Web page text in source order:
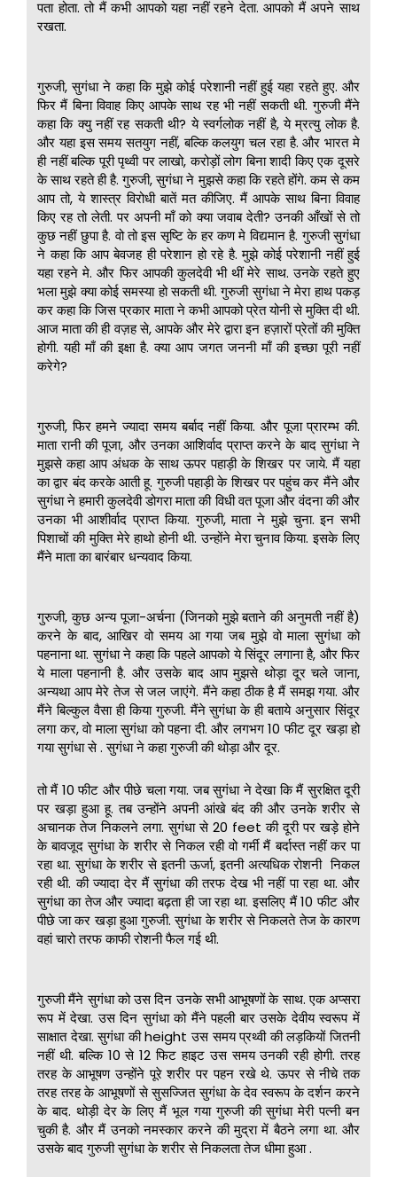
पता होता. तो मैं कभी आपको यहा नहीं रहने देता. आपको मैं अपने साथ
रखता.
गुरुजी, सुगंधा ने कहा कि मुझे कोई परेशानी नहीं हुई यहा रहते हुए. और
फिर मैं बिना विवाह किए आपके साथ रह भी नहीं सकती थी. गुरुजी मैंने
कहा कि क्यु नहीं रह सकती थी? ये स्वर्गलोक नहीं है, ये म्रत्यु लोक है.
और यहा इस समय सतयुग नहीं, बल्कि कलयुग चल रहा है. और भारत मे
ही नहीं बल्कि पूरी पृथ्वी पर लाखो, करोड़ों लोग बिना शादी किए एक दूसरे
के साथ रहते ही है. गुरुजी, सुगंधा ने मुझसे कहा कि रहते होंगे. कम से कम
आप तो, ये शास्त्र विरोधी बातें मत कीजिए. मैं आपके साथ बिना विवाह
किए रह तो लेती. पर अपनी माँ को क्या जवाब देती? उनकी आँखों से तो
कुछ नहीं छुपा है. वो तो इस सृष्टि के हर कण मे विद्यमान है. गुरुजी सुगंधा
ने कहा कि आप बेवजह ही परेशान हो रहे है. मुझे कोई परेशानी नहीं हुई
यहा रहने मे. और फिर आपकी कुलदेवी भी थीं मेरे साथ. उनके रहते हुए
भला मुझे क्या कोई समस्या हो सकती थी. गुरुजी सुगंधा ने मेरा हाथ पकड़
कर कहा कि जिस प्रकार माता ने कभी आपको प्रेत योनी से मुक्ति दी थी.
आज माता की ही वज़ह से, आपके और मेरे द्वारा इन हज़ारों प्रेतों की मुक्ति
होगी. यही माँ की इक्षा है. क्या आप जगत जननी माँ की इच्छा पूरी नहीं
करेगे?
गुरुजी, फिर हमने ज्यादा समय बर्बाद नहीं किया. और पूजा प्रारम्भ की.
माता रानी की पूजा, और उनका आशिर्वाद प्राप्त करने के बाद सुगंधा ने
मुझसे कहा आप अंधक के साथ ऊपर पहाड़ी के शिखर पर जाये. मैं यहा
का द्वार बंद करके आती हू. गुरुजी पहाड़ी के शिखर पर पहुंच कर मैंने और
सुगंधा ने हमारी कुलदेवी डोगरा माता की विधी वत पूजा और वंदना की और
उनका भी आशीर्वाद प्राप्त किया. गुरुजी, माता ने मुझे चुना. इन सभी
पिशाचों की मुक्ति मेरे हाथो होनी थी. उन्होंने मेरा चुनाव किया. इसके लिए
मैंने माता का बारंबार धन्यवाद किया.
गुरुजी, कुछ अन्य पूजा-अर्चना (जिनको मुझे बताने की अनुमती नहीं है)
करने के बाद, आखिर वो समय आ गया जब मुझे वो माला सुगंधा को
पहनाना था. सुगंधा ने कहा कि पहले आपको ये सिंदूर लगाना है, और फिर
ये माला पहनानी है. और उसके बाद आप मुझसे थोड़ा दूर चले जाना,
अन्यथा आप मेरे तेज से जल जाएंगे. मैंने कहा ठीक है मैं समझ गया. और
मैंने बिल्कुल वैसा ही किया गुरुजी. मैंने सुगंधा के ही बताये अनुसार सिंदूर
लगा कर, वो माला सुगंधा को पहना दी. और लगभग 10 फीट दूर खड़ा हो
गया सुगंधा से . सुगंधा ने कहा गुरुजी की थोड़ा और दूर.
तो मैं 10 फीट और पीछे चला गया. जब सुगंधा ने देखा कि मैं सुरक्षित दूरी
पर खड़ा हुआ हू. तब उन्होंने अपनी आंखे बंद की और उनके शरीर से
अचानक तेज निकलने लगा. सुगंधा से 20 feet की दूरी पर खड़े होने
के बावजूद सुगंधा के शरीर से निकल रही वो गर्मी मैं बर्दास्त नहीं कर पा
रहा था. सुगंधा के शरीर से इतनी ऊर्जा, इतनी अत्यधिक रोशनी निकल
रही थी. की ज्यादा देर मैं सुगंधा की तरफ देख भी नहीं पा रहा था. और
सुगंधा का तेज और ज्यादा बढ़ता ही जा रहा था. इसलिए मैं 10 फीट और
पीछे जा कर खड़ा हुआ गुरुजी. सुगंधा के शरीर से निकलते तेज के कारण
वहां चारो तरफ काफी रोशनी फैल गई थी.
गुरुजी मैंने सुगंधा को उस दिन उनके सभी आभूषणों के साथ. एक अप्सरा
रूप में देखा. उस दिन सुगंधा को मैंने पहली बार उसके देवीय स्वरूप में
साक्षात देखा. सुगंधा की height उस समय प्रथ्वी की लड़कियों जितनी
नहीं थी. बल्कि 10 से 12 फिट हाइट उस समय उनकी रही होगी. तरह
तरह के आभूषण उन्होंने पूरे शरीर पर पहन रखे थे. ऊपर से नीचे तक
तरह तरह के आभूषणों से सुसज्जित सुगंधा के देव स्वरूप के दर्शन करने
के बाद. थोड़ी देर के लिए मैं भूल गया गुरुजी की सुगंधा मेरी पत्नी बन
चुकी है. और मैं उनको नमस्कार करने की मुद्रा में बैठने लगा था. और
उसके बाद गुरुजी सुगंधा के शरीर से निकलता तेज धीमा हुआ .